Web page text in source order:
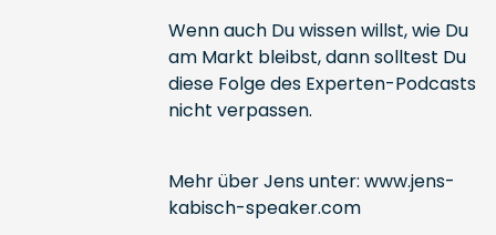
Wenn auch Du wissen willst, wie Du
am Markt bleibst, dann solltest Du
diese Folge des Experten-Podcasts
nicht verpassen.
Mehr über Jens unter: www.jens-
kabisch-speaker.com